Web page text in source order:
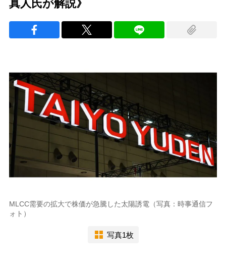
真人氏が解説》
MLCC需要の拡大で株価が急騰した太陽誘電（写真：時事通信フ
ォト）
写真1枚